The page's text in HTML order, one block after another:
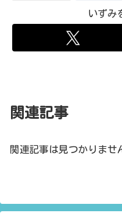
いずみ
関連記事
関連記事は見つかりませ